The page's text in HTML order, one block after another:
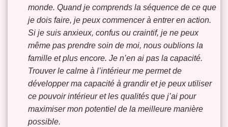
monde. Quand je comprends la séquence de ce que
je dois faire, je peux commencer à entrer en action.
Si je suis anxieux, confus ou craintif, je ne peux
même pas prendre soin de moi, nous oublions la
famille et plus encore. Je n’en ai pas la capacité.
Trouver le calme à l’intérieur me permet de
développer ma capacité à grandir et je peux utiliser
ce pouvoir intérieur et les qualités que j’ai pour
maximiser mon potentiel de la meilleure manière
possible.